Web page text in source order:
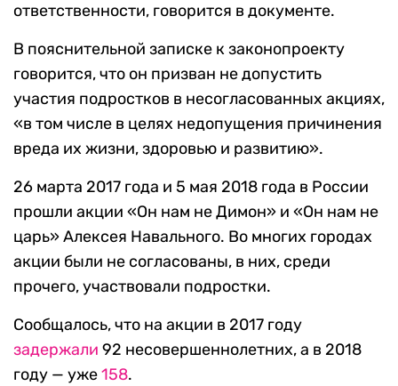
ответственности, говорится в документе.
В пояснительной записке к законопроекту
говорится, что он призван не допустить
участия подростков в несогласованных акциях,
«в том числе в целях недопущения причинения
вреда их жизни, здоровью и развитию».
26 марта 2017 года и 5 мая 2018 года в России
прошли акции «Он нам не Димон» и «Он нам не
царь» Алексея Навального. Во многих городах
акции были не согласованы, в них, среди
прочего, участвовали подростки.
Сообщалось, что на акции в 2017 году
задержали 92 несовершеннолетних, а в 2018
году — уже158.